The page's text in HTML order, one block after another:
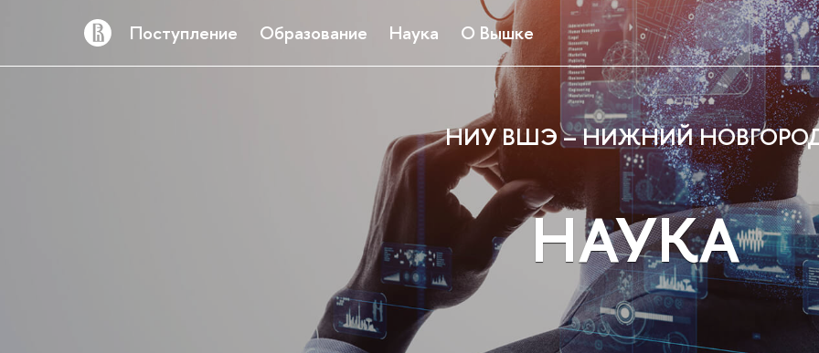
Поступление Образование Наука О Вышке
НИУ ВШЭ – НИЖНИЙ
НАУКА